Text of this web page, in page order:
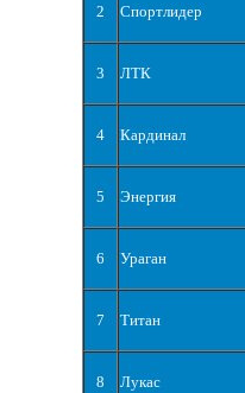
2 Спортлидер
3 ЛТК
4 Кардинал
5 Энергия
6 Ураган
7 Титан
8 Лукас